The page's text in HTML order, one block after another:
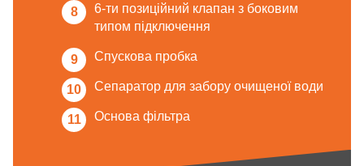
6-ти позиційний клапан з боковим
типом підключення
Спускова пробка
Сепаратор для забору очищеної води
Основа фільтра